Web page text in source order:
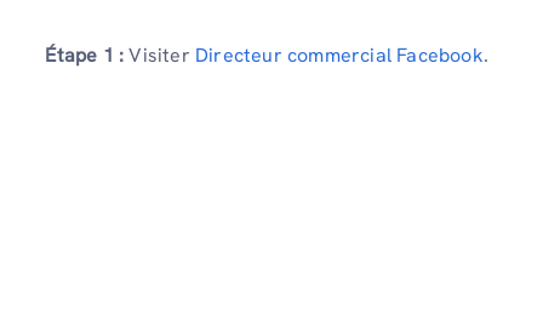
Étape 1 :Visiter Directeur commercial Facebook.